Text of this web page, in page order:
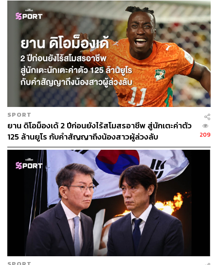
SPORT
ยาน ดิโอม็องเด้ 2 ปีก่อนยังไร้สโมสรอาชีพ สู่นักเตะค่าตัว
125 ล้านยูโร กับคำสัญญาถึงน้องสาวผู้ล่วงลับ
209